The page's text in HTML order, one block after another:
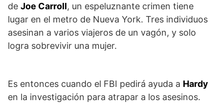
de Joe Carroll, un espeluznante crimen tiene
lugar en el metro de Nueva York. Tres individuos
asesinan a varios viajeros de un vagón, y solo
logra sobrevivir una mujer.
Es entonces cuando el FBI pedirá ayuda a Hardy
en la investigación para atrapar a los asesinos.